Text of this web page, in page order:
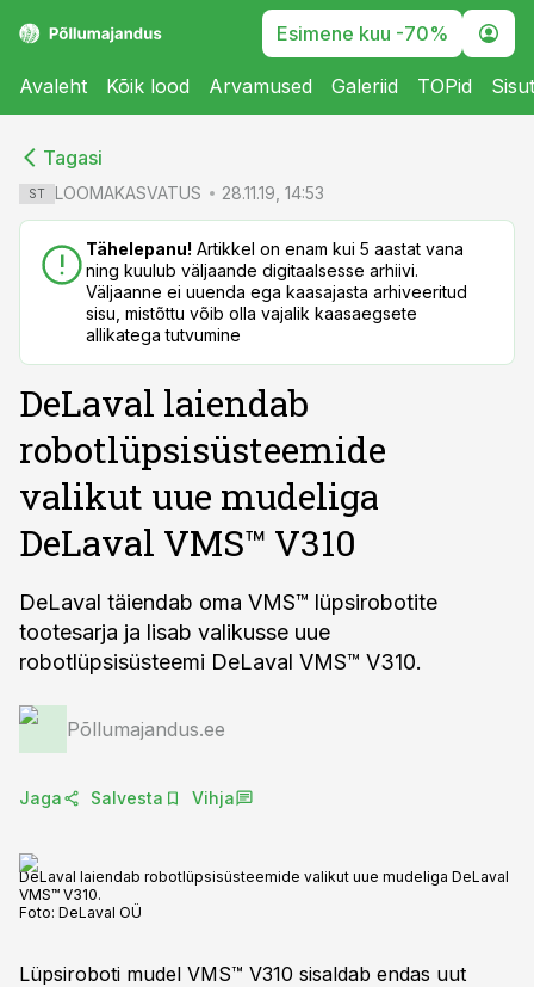
Esimene kuu -70%
Avaleht Kõik lood Arvamused Galeriid TOPid
Tagasi
ST LOOMAKASVATUS 28.11.19, 14:53
Tähelepanu! Artikkel on enam kui 5 aastat vana
ning kuulub väljaande digitaalsesse arhiivi.
Väljaanne ei uuenda ega kaasajasta arhiveeritud
sisu, mistõttu võib olla vajalik kaasaegsete
allikatega tutvumine
DeLaval laiendab
robotlüpsisüsteemide
valikut uue mudeliga
DeLaval VMS™ V310
DeLaval täiendab oma VMS™ lüpsirobotite
tootesarja ja lisab valikusse uue
robotlüpsisüsteemi DeLaval VMS™ V310.
Põllumajandus.ee
Jaga Salvesta Vihja
DeLaval laiendab robotlüpsisüsteemide valikut uue mudeliga DeLaval
VMS™ V310.
Foto: DeLaval OÜ
Lüpsiroboti mudel VMS™ V310 sisaldab endas uut